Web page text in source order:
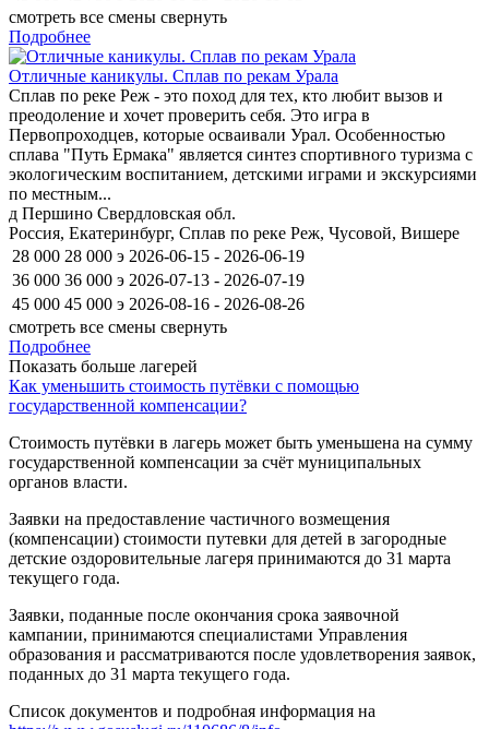
смотреть все смены свернуть
Подробнее
Отличные каникулы. Сплав по рекам Урала
Сплав по реке Реж - это поход для тех, кто любит вызов и
преодоление и хочет проверить себя. Это игра в
Первопроходцев, которые осваивали Урал. Особенностью
сплава "Путь Ермака" является синтез спортивного туризма с
экологическим воспитанием, детскими играми и экскурсиями
по местным...
д Першино Свердловская обл.
Россия, Екатеринбург, Сплав по реке Реж, Чусовой, Вишере
28 000 28 000 э 2026-06-15 - 2026-06-19
36 000 36 000 э 2026-07-13 - 2026-07-19
45 000 45 000 э 2026-08-16 - 2026-08-26
смотреть все смены свернуть
Подробнее
Показать больше лагерей
Как уменьшить стоимость путёвки с помощью
государственной компенсации?
Стоимость путёвки в лагерь может быть уменьшена на сумму
государственной компенсации за счёт муниципальных
органов власти.
Заявки на предоставление частичного возмещения
(компенсации) стоимости путевки для детей в загородные
детские оздоровительные лагеря принимаются до 31 марта
текущего года.
Заявки, поданные после окончания срока заявочной
кампании, принимаются специалистами Управления
образования и рассматриваются после удовлетворения заявок,
поданных до 31 марта текущего года.
Список документов и подробная информация на